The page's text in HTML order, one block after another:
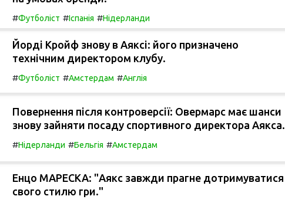
#Футболіст #Іспанія #Нідерланди
Йорді Кройф знову в Аяксі: його призначено
технічним директором клубу.
#Футболіст #Амстердам #Англія
Повернення після контроверсії: Овермарс має шанси
знову зайняти посаду спортивного директора Аякса.
#Нідерланди #Бельгія #Амстердам
Енцо МАРЕСКА: "Аякс завжди прагне дотримуватися
свого стилю гри."